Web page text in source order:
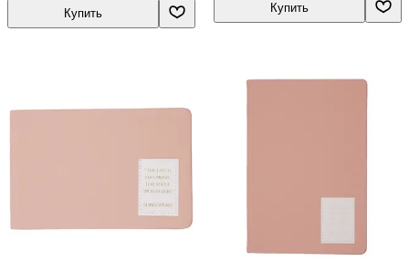
Купить Купить